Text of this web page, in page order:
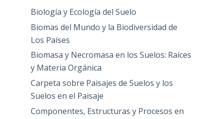
Biología y Ecología del Suelo
Biomas del Mundo y la Biodiversidad de
Los Países
Biomasa y Necromasa en los Suelos: Raíces
y Materia Orgánica
Carpeta sobre Paisajes de Suelos y los
Suelos en el Paisaje
Componentes, Estructuras y Procesos en